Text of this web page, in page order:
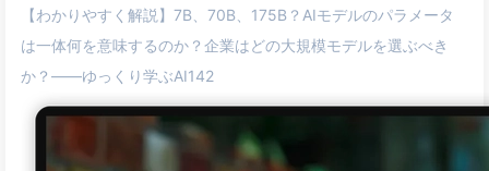
【わかりやすく解説】7B、70B、175B？AIモデルのパラメータ
は一体何を意味するのか？企業はどの大規模モデルを選ぶべき
か？——ゆっくり学ぶAI142